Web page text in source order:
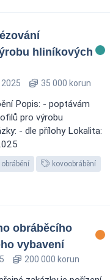
hliníkových
2025 35 000 korun
Popis: - poptávám
pro výrobu
- dle přílohy Lokalita:
obrábění kovoobrábění
obráběcího
vybavení
200 000 korun